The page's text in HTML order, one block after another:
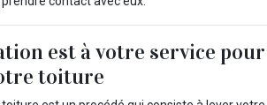
est à votre service pour
toiture